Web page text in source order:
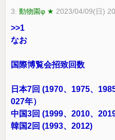
3:動物園φ ★ 2023/04/09(日)
>>1
なお
国際博覧会招致回数
日本7回 (1970、1975、
027年）
中国3回 (1999、2010、
韓国2回 (1993、2012)